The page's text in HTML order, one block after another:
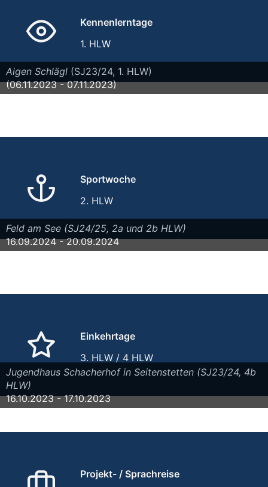
Kennenlerntage
1. HLW
Aigen Schlägl (SJ23/24, 1. HLW)
(06.11.2023 - 07.11.2023)
Sportwoche
2. HLW
Feld am See (SJ24/25, 2a und 2b HLW)
16.09.2024 - 20.09.2024
Einkehrtage
3. HLW / 4 HLW
Jugendhaus Schacherhof in Seitenstetten (SJ23/24, 4b
HLW)
16.10.2023 - 17.10.2023
Projekt- / Sprachreise